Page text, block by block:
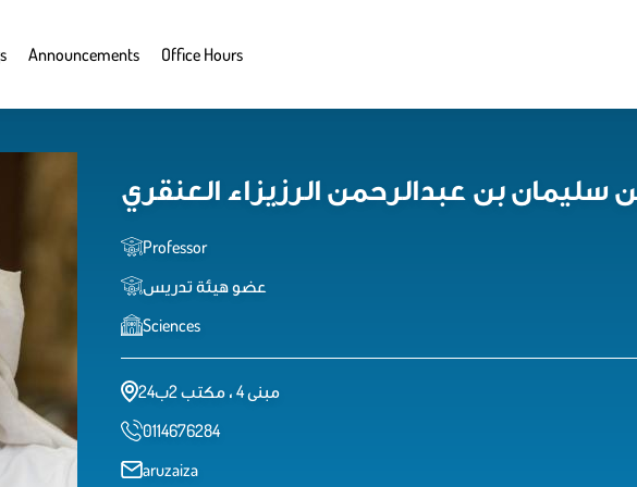
Announcements Office Hours
سليمان بن عبدالرحمن الرزيزاء العنقري
Professor
عضو هيئة تدريس
Sciences
مبنى 4 ، مكتب 2ب24
0114676284
aruzaiza